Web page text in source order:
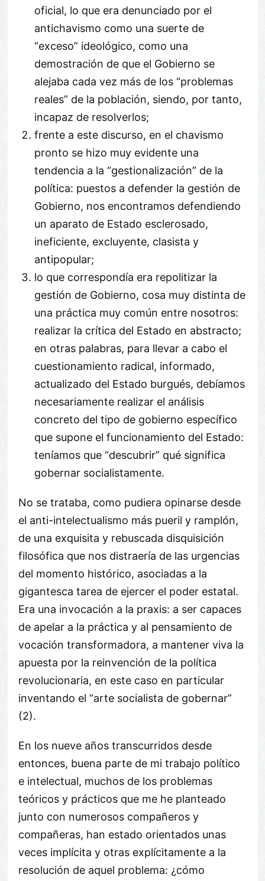
oficial, lo que era denunciado por el
antichavismo como una suerte de
“exceso” ideológico, como una
demostración de que el Gobierno se
alejaba cada vez más de los “problemas
reales” de la población, siendo, por tanto,
incapaz de resolverlos;
frente a este discurso, en el chavismo
pronto se hizo muy evidente una
tendencia a la “gestionalización” de la
política: puestos a defender la gestión de
Gobierno, nos encontramos defendiendo
un aparato de Estado esclerosado,
ineficiente, excluyente, clasista y
antipopular;
lo que correspondía era repolitizar la
gestión de Gobierno, cosa muy distinta de
una práctica muy común entre nosotros:
realizar la crítica del Estado en abstracto;
en otras palabras, para llevar a cabo el
cuestionamiento radical, informado,
actualizado del Estado burgués, debíamos
necesariamente realizar el análisis
concreto del tipo de gobierno específico
que supone el funcionamiento del Estado:
teníamos que “descubrir” qué significa
gobernar socialistamente.
No se trataba, como pudiera opinarse desde
el anti-intelectualismo más pueril y ramplón,
de una exquisita y rebuscada disquisición
filosófica que nos distraería de las urgencias
del momento histórico, asociadas a la
gigantesca tarea de ejercer el poder estatal.
Era una invocación a la praxis: a ser capaces
de apelar a la práctica y al pensamiento de
vocación transformadora, a mantener viva la
apuesta por la reinvención de la política
revolucionaria, en este caso en particular
inventando el “arte socialista de gobernar”
(2).
En los nueve años transcurridos desde
entonces, buena parte de mi trabajo político
e intelectual, muchos de los problemas
teóricos y prácticos que me he planteado
junto con numerosos compañeros y
compañeras, han estado orientados unas
veces implícita y otras explícitamente a la
resolución de aquel problema: ¿cómo